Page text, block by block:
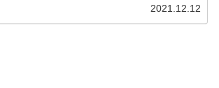
2021.12.12